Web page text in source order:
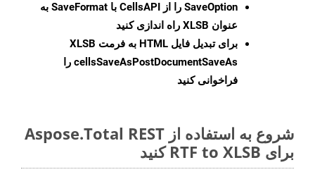
SaveOption
را از CellsAPI با SaveFormat به
عنوان XLSB راه اندازی کنید
برای تبدیل فایل HTML به فرمت
XLSB
cellsSaveAsPostDocumentSaveAs را
فراخوانی کنید
شروع به استفاده از Aspose.Total REST
برای RTF to XLSB کنید